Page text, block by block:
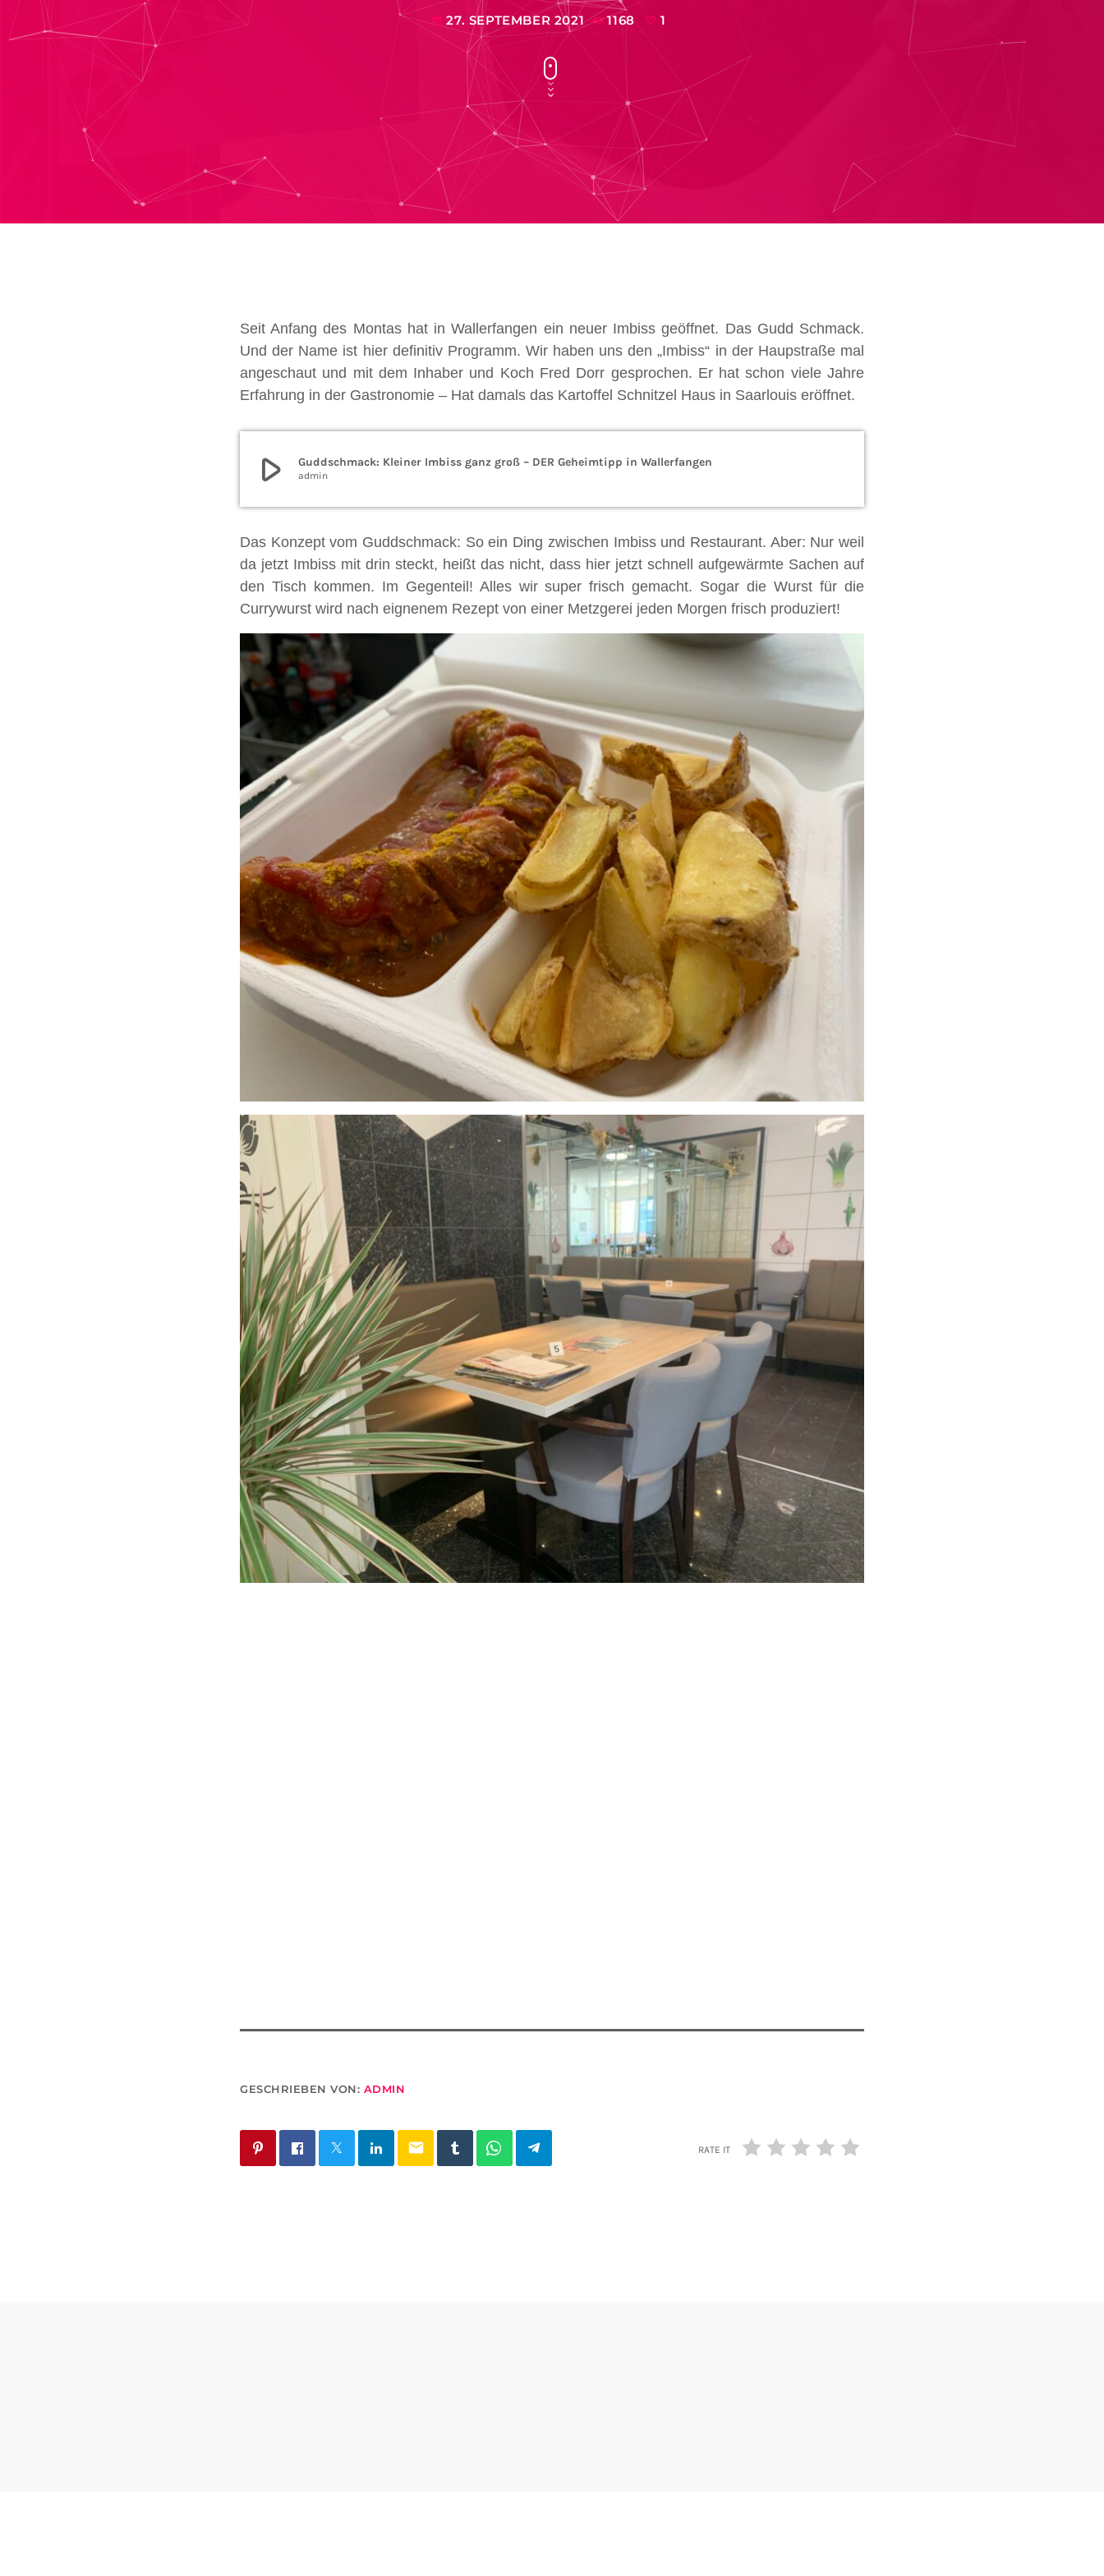
today 27. SEPTEMBER 2021 1168 1
Seit Anfang des Montas hat in Wallerfangen ein neuer Imbiss geöffnet. Das Gudd Schmack.
Und der Name ist hier definitiv Programm. Wir haben uns den „Imbiss“ in der Haupstraße mal
angeschaut und mit dem Inhaber und Koch Fred Dorr gesprochen. Er hat schon viele Jahre
Erfahrung in der Gastronomie – Hat damals das Kartoffel Schnitzel Haus in Saarlouis eröffnet.
play_arrow Guddschmack: Kleiner Imbiss ganz groß – DER Geheimtipp in Wallerfangen
admin
Das Konzept vom Guddschmack: So ein Ding zwischen Imbiss und Restaurant. Aber: Nur weil
da jetzt Imbiss mit drin steckt, heißt das nicht, dass hier jetzt schnell aufgewärmte Sachen auf
den Tisch kommen. Im Gegenteil! Alles wir super frisch gemacht. Sogar die Wurst für die
Currywurst wird nach eignenem Rezept von einer Metzgerei jeden Morgen frisch produziert!
GESCHRIEBEN VON: ADMIN
email RATE IT